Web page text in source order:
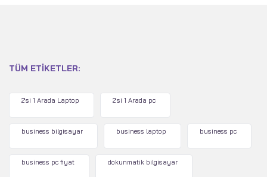
TÜM ETIKETLER:
2'si 1 Arada Laptop 2'si 1 Arada pc
business bilgisayar business laptop business pc
business pc fiyat dokunmatik bilgisayar